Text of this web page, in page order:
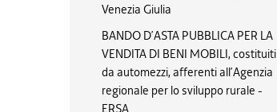
Venezia Giulia
BANDO D’ASTA PUBBLICA PER LA
VENDITA DI BENI MOBILI, costituiti
da automezzi, afferenti all’Agenzia
regionale per lo sviluppo rurale -
ERSA